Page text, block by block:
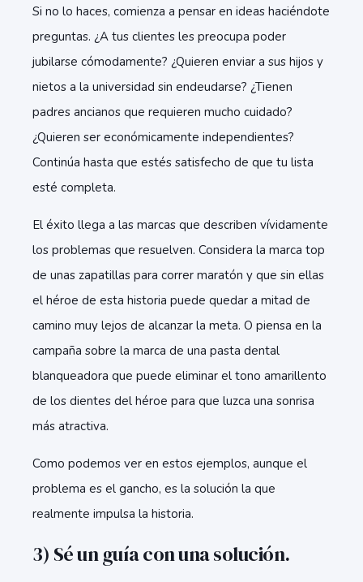
Si no lo haces, comienza a pensar en ideas haciéndote
preguntas. ¿A tus clientes les preocupa poder
jubilarse cómodamente? ¿Quieren enviar a sus hijos y
nietos a la universidad sin endeudarse? ¿Tienen
padres ancianos que requieren mucho cuidado?
¿Quieren ser económicamente independientes?
Continúa hasta que estés satisfecho de que tu lista
esté completa.
El éxito llega a las marcas que describen vívidamente
los problemas que resuelven. Considera la marca top
de unas zapatillas para correr maratón y que sin ellas
el héroe de esta historia puede quedar a mitad de
camino muy lejos de alcanzar la meta. O piensa en la
campaña sobre la marca de una pasta dental
blanqueadora que puede eliminar el tono amarillento
de los dientes del héroe para que luzca una sonrisa
más atractiva.
Como podemos ver en estos ejemplos, aunque el
problema es el gancho, es la solución la que
realmente impulsa la historia.
3) Sé un guía con una solución.